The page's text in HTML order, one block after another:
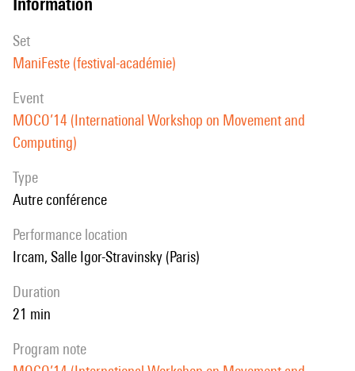
set
ManiFeste (festival-académie)
event
MOCO’14 (International Workshop on Movement and
Computing)
Type
Autre conférence
performance location
Ircam, Salle Igor-Stravinsky (Paris)
duration
21 min
program note